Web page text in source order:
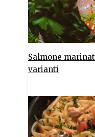
Salmone
varianti